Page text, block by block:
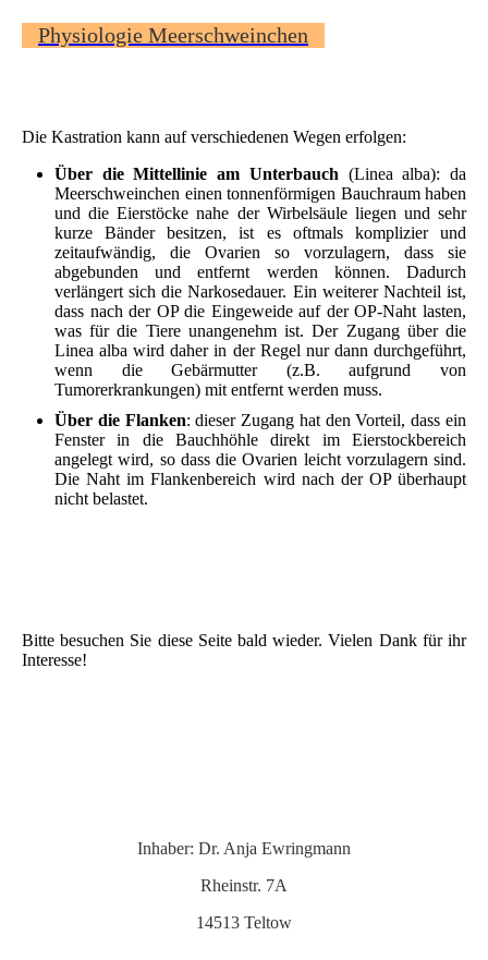
Physiologie Meerschweinchen
Die Kastration kann auf verschiedenen Wegen erfolgen:
Über die Mittellinie am Unterbauch (Linea alba): da
Meerschweinchen einen tonnenförmigen Bauchraum haben
und die Eierstöcke nahe der Wirbelsäule liegen und sehr
kurze Bänder besitzen, ist es oftmals komplizier und
zeitaufwändig, die Ovarien so vorzulagern, dass sie
abgebunden und entfernt werden können. Dadurch
verlängert sich die Narkosedauer. Ein weiterer Nachteil ist,
dass nach der OP die Eingeweide auf der OP-Naht lasten,
was für die Tiere unangenehm ist. Der Zugang über die
Linea alba wird daher in der Regel nur dann durchgeführt,
wenn die Gebärmutter (z.B. aufgrund von
Tumorerkrankungen) mit entfernt werden muss.
Über die Flanken: dieser Zugang hat den Vorteil, dass ein
Fenster in die Bauchhöhle direkt im Eierstockbereich
angelegt wird, so dass die Ovarien leicht vorzulagern sind.
Die Naht im Flankenbereich wird nach der OP überhaupt
nicht belastet.
Bitte besuchen Sie diese Seite bald wieder. Vielen Dank für ihr
Interesse!
Inhaber: Dr. Anja Ewringmann
Rheinstr. 7A
14513 Teltow